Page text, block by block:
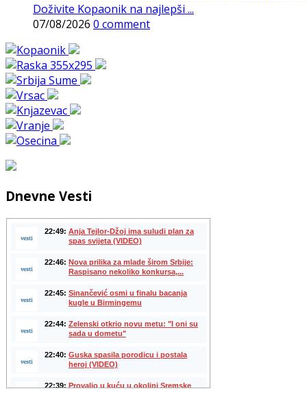
Doživite Kopaonik na najlepši ...
07/08/2026 0 comment
Dnevne Vesti